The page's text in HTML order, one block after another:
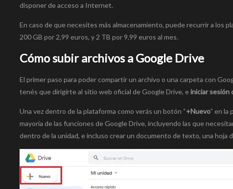
disponer de acceso a Internet.
En caso de que necesites más almacenamiento, puede recurrir a los
200 GB por 2,99 euros, y 2 TB por 9,99 euros al mes.
Cómo subir archivos a Google Drive
El primer paso para poder compartir un archivo o una carpeta con
tenés que dirigirte al sitio web oficial de Google Drive, einiciar sesión
Una vez dentro de la plataforma como verás un botón “+Nuevo” en la
mayoría de las funciones de Google Drive, incluyendo las que
dentro de la unidad, e incluso crear un documento de texto, una hoja